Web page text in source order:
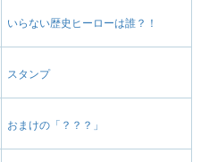
いらない歴史ヒーローは誰？！
スタンプ
おまけの「？？？」